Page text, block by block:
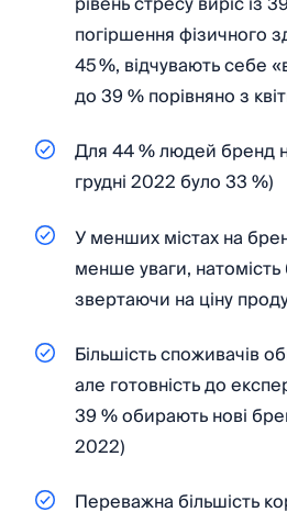
погіршення фізичного
45 %, відчувають себе
до 39 % порівняно з
Для 44 % людей бренд
грудні 2022 було 33 %)
У менших містах на
менше уваги, натомість
звертаючи на ціну
Більшість споживачів
але готовність до
39 % обирають нові
2022)
Переважна більшість